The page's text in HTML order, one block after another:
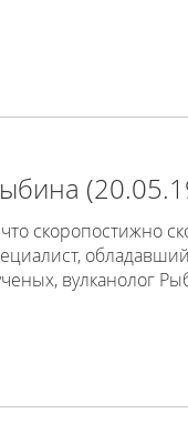
скоропостижно
вулканолог